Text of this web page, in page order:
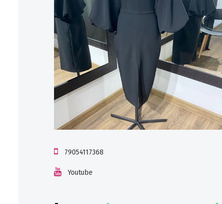
79054117368
Youtube